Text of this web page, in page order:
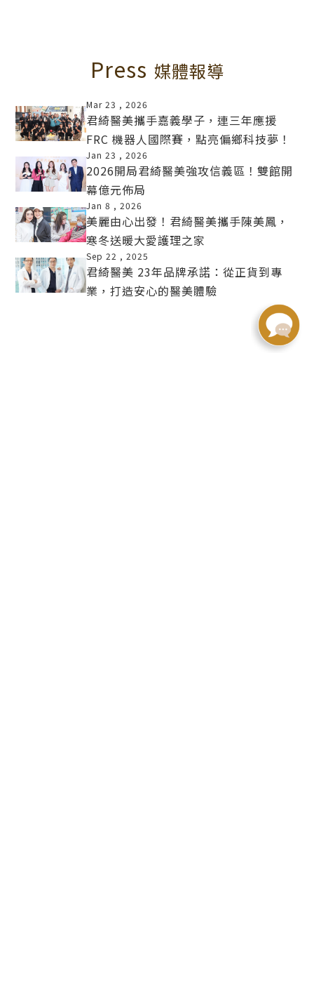
Press 媒體報導
Mar 23 , 2026
君綺醫美攜手嘉義學子，連三年應援
FRC 機器人國際賽，點亮偏鄉科技夢！
MORE
Jan 23 , 2026
2026開局君綺醫美強攻信義區！雙館開
幕億元佈局
MORE
Jan 8 , 2026
美麗由心出發！君綺醫美攜手陳美鳳，
寒冬送暖大愛護理之家
MORE
Sep 22 , 2025
君綺醫美 23年品牌承諾：從正貨到專
業，打造安心的醫美體驗